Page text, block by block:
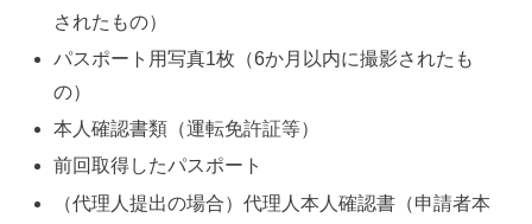
されたもの）
パスポート用写真1枚（6か月以内に撮影されたも
の）
本人確認書類（運転免許証等）
前回取得したパスポート
（代理人提出の場合）代理人本人確認書（申請者本